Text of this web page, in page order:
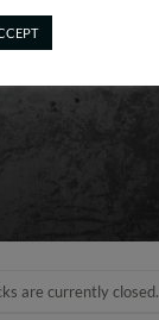
are currently closed.